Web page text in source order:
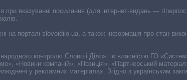
при вказуванні посилання (для інтернет-видань —
на порталі slovoidilo.ua, а також інформація про стан
контролю Слово і Діло» і є власністю ГО
«Новини компаній», «Позиція», «Партнерський
у рекламних матеріалах. Згідно з українським